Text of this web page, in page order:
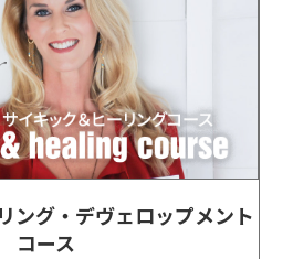
ング・デヴェロップメント
コース